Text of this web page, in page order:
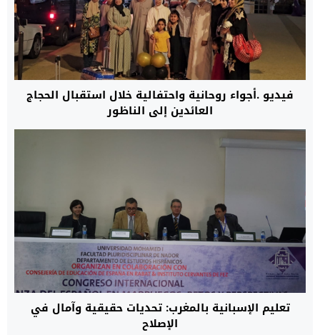
فيديو .أجواء روحانية واحتفالية خلال استقبال الحجاج
العائدين إلى الناظور
تعليم الإسبانية بالمغرب: تحديات حقيقية وآمال في
الإصلاح